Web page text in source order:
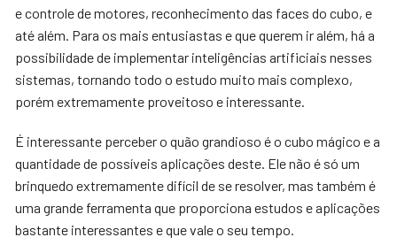
e controle de motores, reconhecimento das faces do cubo, e
até além. Para os mais entusiastas e que querem ir além, há a
possibilidade de implementar inteligências artificiais nesses
sistemas, tornando todo o estudo muito mais complexo,
porém extremamente proveitoso e interessante.
É interessante perceber o quão grandioso é o cubo mágico e a
quantidade de possíveis aplicações deste. Ele não é só um
brinquedo extremamente difícil de se resolver, mas também é
uma grande ferramenta que proporciona estudos e aplicações
bastante interessantes e que vale o seu tempo.